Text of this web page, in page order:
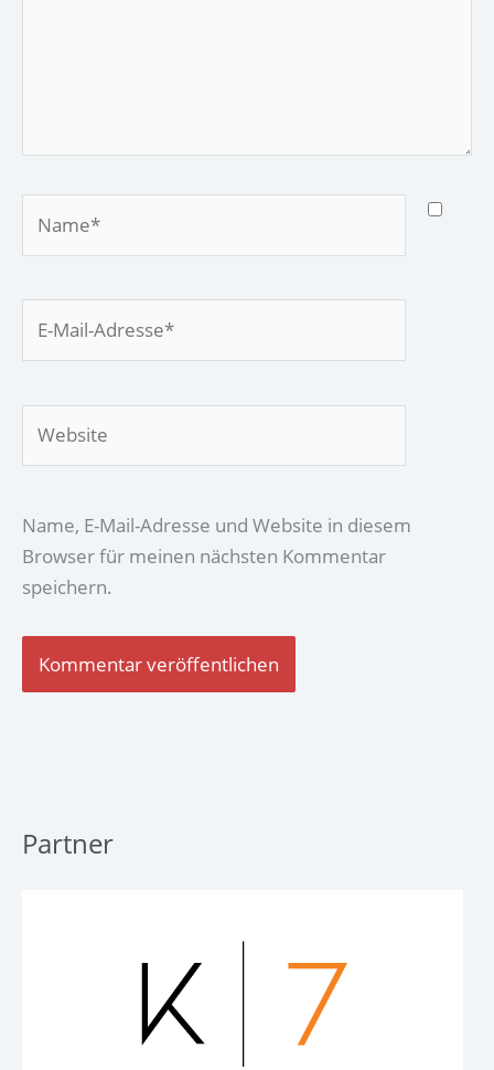
Mail-
Name, E-Mail-Adresse und Website in diesem
Browser für meinen nächsten Kommentar
speichern.
Partner